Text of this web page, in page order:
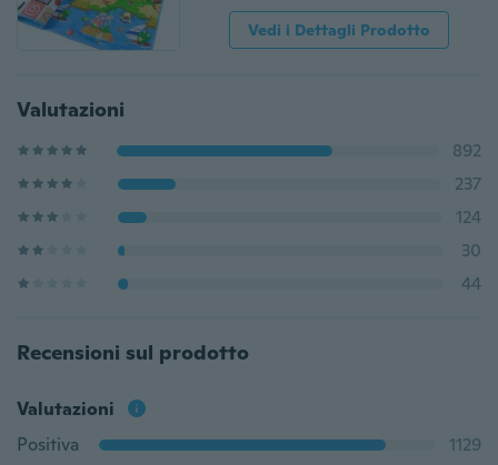
Vedi i Dettagli Prodotto
Valutazioni
892
237
124
30
44
Recensioni sul prodotto
Valutazioni
Positiva
1129